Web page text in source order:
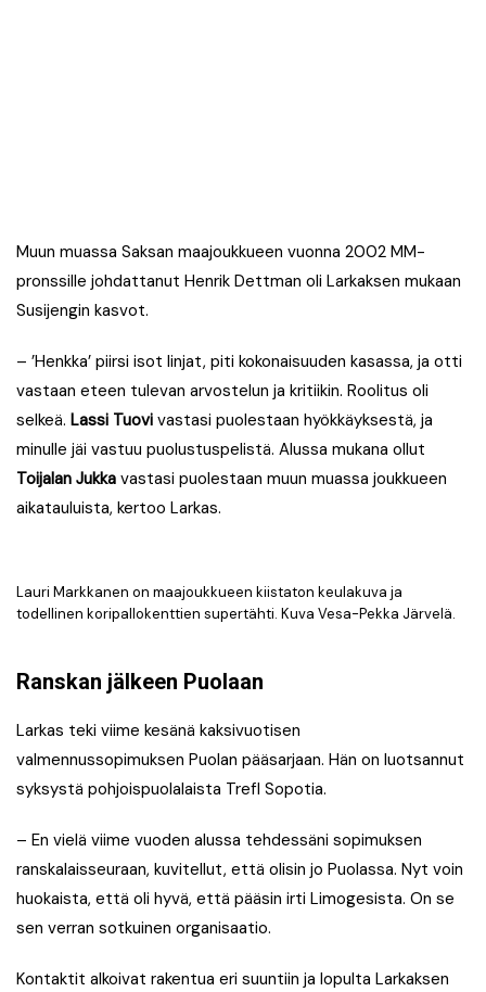
Muun muassa Saksan maajoukkueen vuonna 2002 MM-
pronssille johdattanut Henrik Dettman oli Larkaksen mukaan
Susijengin kasvot.
– ’Henkka’ piirsi isot linjat, piti kokonaisuuden kasassa, ja otti
vastaan eteen tulevan arvostelun ja kritiikin. Roolitus oli
selkeä. Lassi Tuovi vastasi puolestaan hyökkäyksestä, ja
minulle jäi vastuu puolustuspelistä. Alussa mukana ollut
Toijalan Jukka vastasi puolestaan muun muassa joukkueen
aikatauluista, kertoo Larkas.
Lauri Markkanen on maajoukkueen kiistaton keulakuva ja
todellinen koripallokenttien supertähti. Kuva Vesa-Pekka Järvelä.
Ranskan jälkeen Puolaan
Larkas teki viime kesänä kaksivuotisen
valmennussopimuksen Puolan pääsarjaan. Hän on luotsannut
syksystä pohjoispuolalaista Trefl Sopotia.
– En vielä viime vuoden alussa tehdessäni sopimuksen
ranskalaisseuraan, kuvitellut, että olisin jo Puolassa. Nyt voin
huokaista, että oli hyvä, että pääsin irti Limogesista. On se
sen verran sotkuinen organisaatio.
Kontaktit alkoivat rakentua eri suuntiin ja lopulta Larkaksen